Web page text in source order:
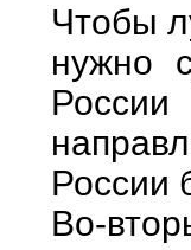
Чтобы
нужно
России
Во-